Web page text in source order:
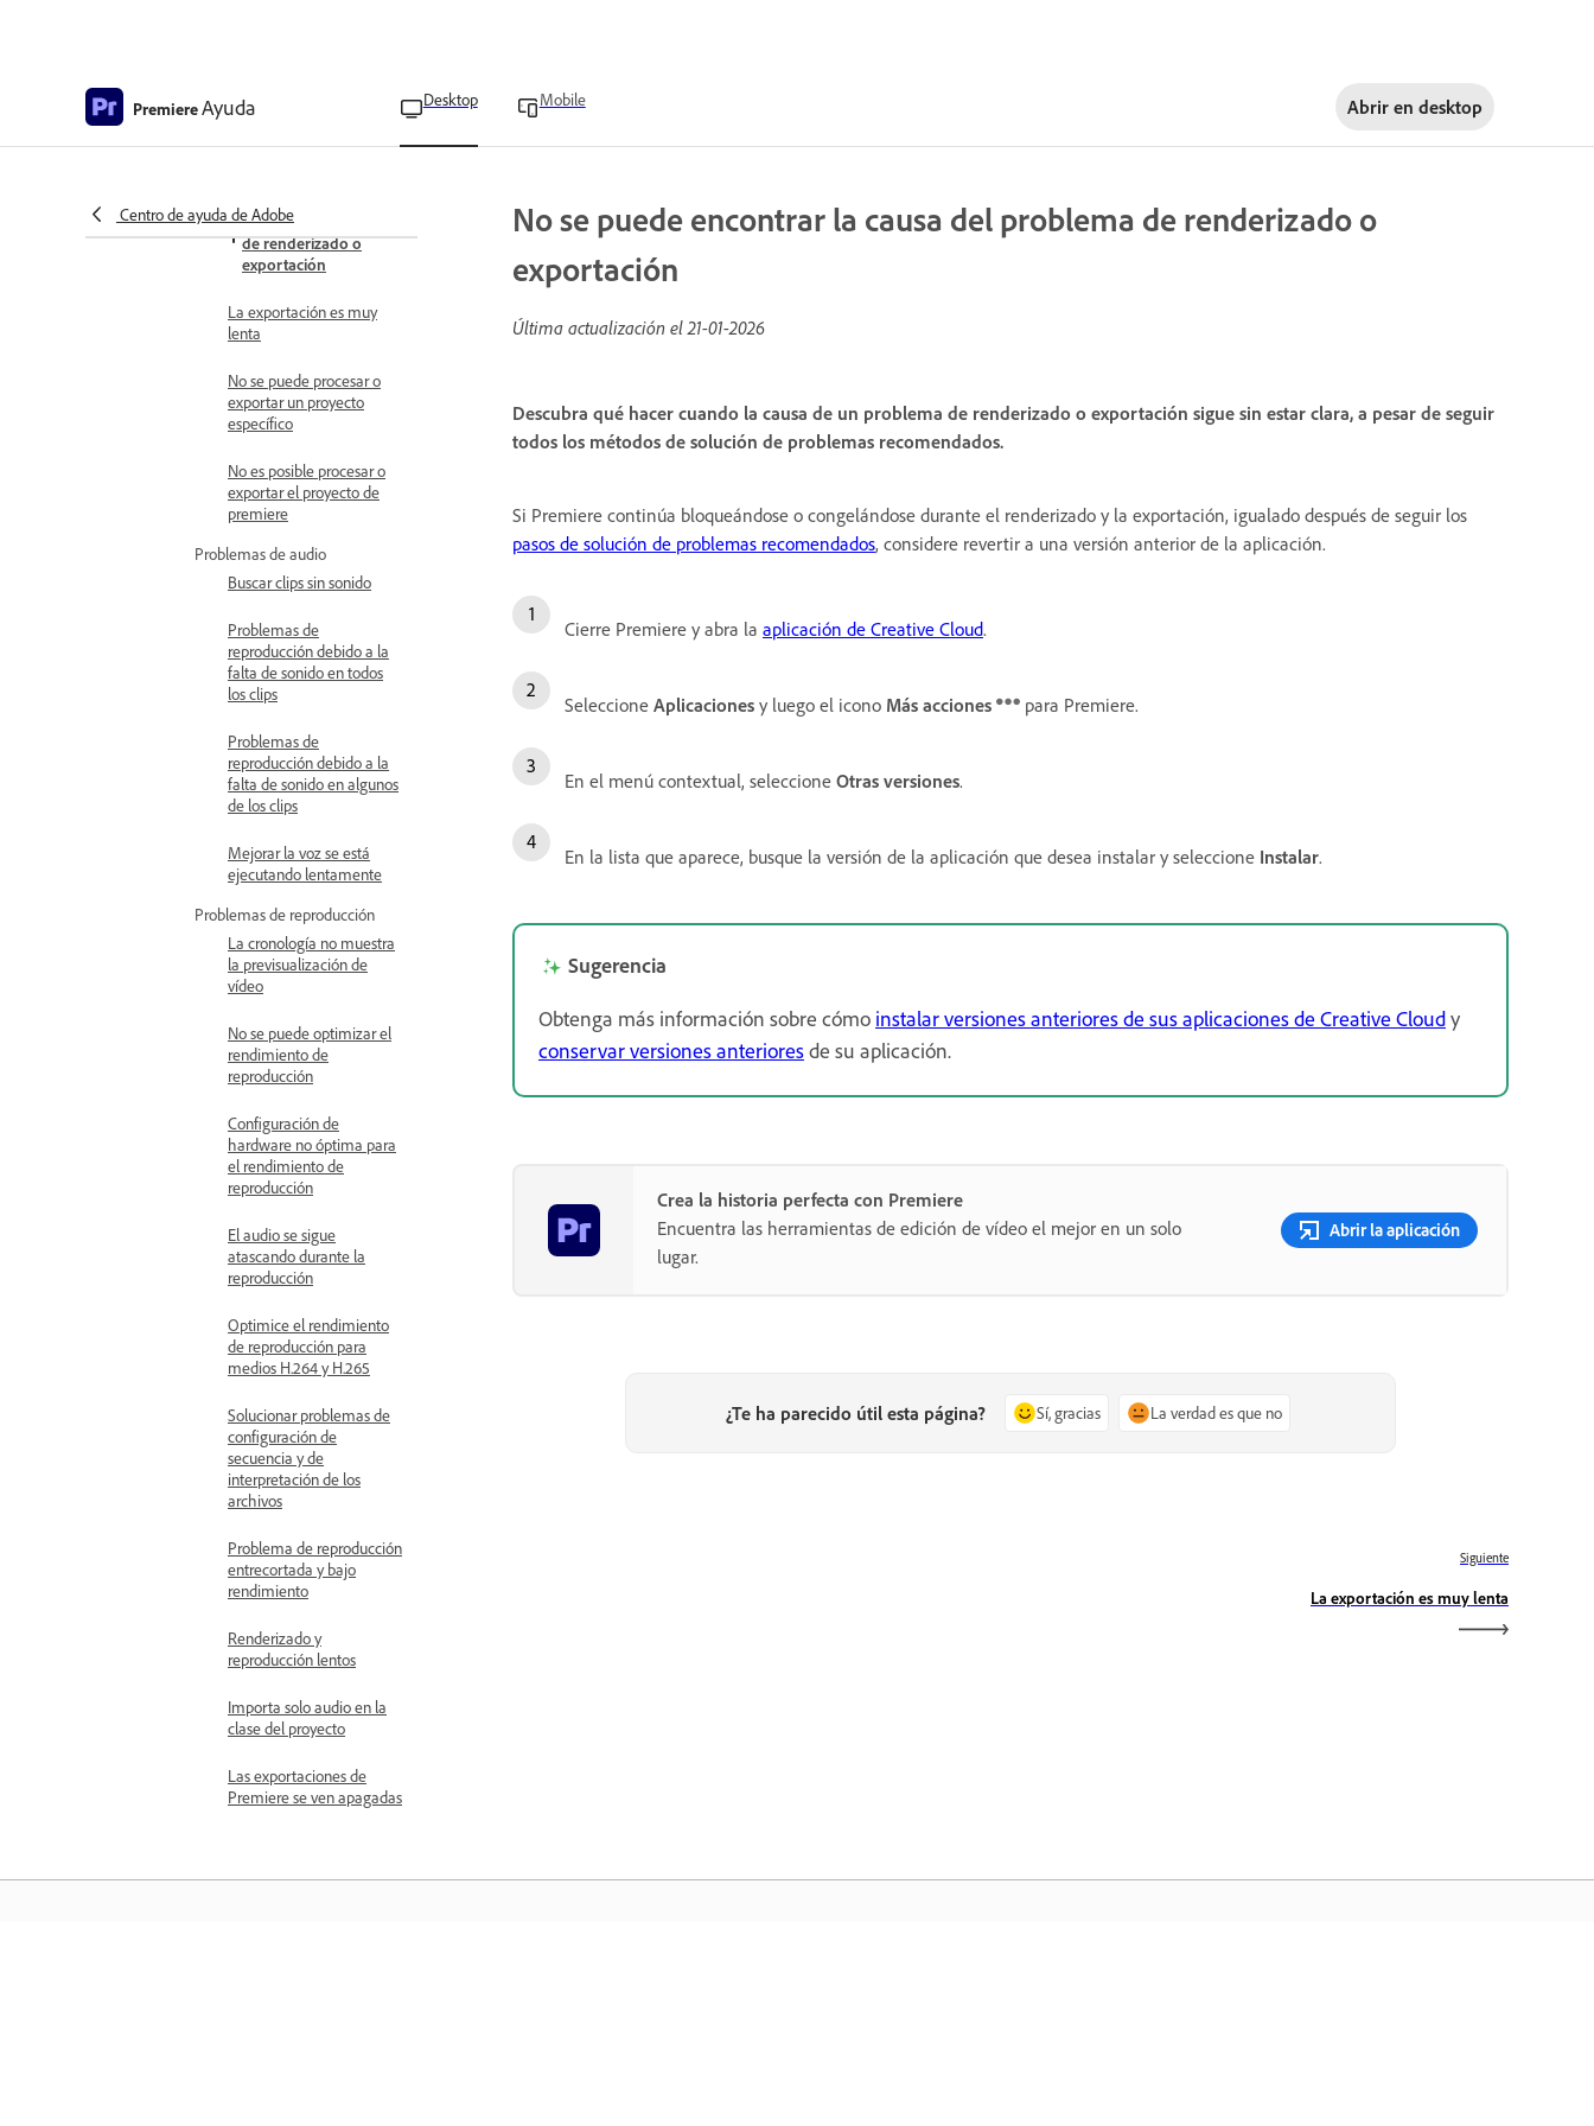
PremiereAyuda Desktop Mobile Abrir en desktop
Centro de ayuda de Adobe
configuración después de
la causa del problema
de renderizado o
exportación
La exportación es muy
lenta
No se puede procesar o
exportar un proyecto
específico
No es posible procesar o
exportar el proyecto de
premiere
Problemas de audio
Buscar clips sin sonido
Problemas de
reproducción debido a la
falta de sonido en todos
los clips
Problemas de
reproducción debido a la
falta de sonido en algunos
de los clips
Mejorar la voz se está
ejecutando lentamente
Problemas de reproducción
La cronología no muestra
la previsualización de
vídeo
No se puede optimizar el
rendimiento de
reproducción
Configuración de
hardware no óptima para
el rendimiento de
reproducción
El audio se sigue
atascando durante la
reproducción
Optimice el rendimiento
de reproducción para
medios H.264 y H.265
Solucionar problemas de
configuración de
secuencia y de
interpretación de los
archivos
Problema de reproducción
entrecortada y bajo
rendimiento
Renderizado y
reproducción lentos
Importa solo audio en la
clase del proyecto
Las exportaciones de
Premiere se ven apagadas
No se puede encontrar la causa del problema de renderizado o
exportación
Última actualización el21-01-2026
Descubra qué hacer cuando la causa de un problema de renderizado o exportación sigue sin estar clara, a pesar de seguir
todos los métodos de solución de problemas recomendados.
Si Premiere continúa bloqueándose o congelándose durante el renderizado y la exportación, igualado después de seguir los
pasos de solución de problemas recomendados, considere revertir a una versión anterior de la aplicación.
Cierre Premiere y abra la aplicación de Creative Cloud.
Seleccione Aplicaciones y luego el icono Más acciones para Premiere.
En el menú contextual, seleccione Otras versiones.
En la lista que aparece, busque la versión de la aplicación que desea instalar y seleccione Instalar.
Sugerencia
Obtenga más información sobre cómo instalar versiones anteriores de sus aplicaciones de Creative Cloudy
conservar versiones anterioresde su aplicación.
Crea la historia perfecta con Premiere
Encuentra las herramientas de edición de vídeo el mejor en un solo
lugar.
Abrir la aplicación
¿Te ha parecido útil esta página? Sí, gracias La verdad es que no
Siguiente
La exportación es muy lenta